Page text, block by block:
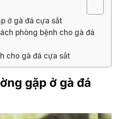
ở gà đá cựa sắt
phòng bệnh cho gà đá
cho gà đá cựa sắt
gặp ở gà đá